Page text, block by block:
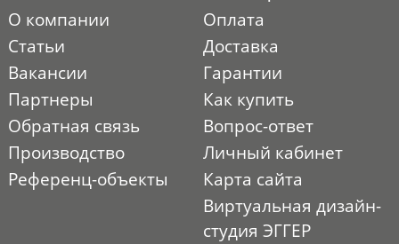
О компании
Статьи
Вакансии
Партнеры
Обратная связь
Производство
Референц-объекты
Оплата
Доставка
Гарантии
Как купить
Вопрос-ответ
Личный кабинет
Карта сайта
Виртуальная дизайн-
студия ЭГГЕР